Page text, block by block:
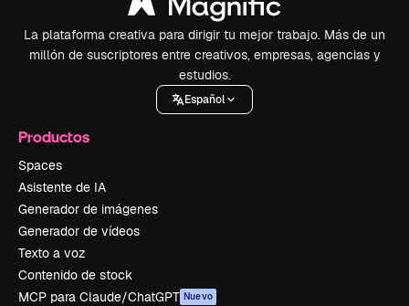
La plataforma creativa para dirigir tu mejor trabajo. Más de un
millón de suscriptores entre creativos, empresas, agencias y
estudios.
Español
Productos
Spaces
Asistente de IA
Generador de imágenes
Generador de vídeos
Texto a voz
Contenido de stock
MCP para Claude/ChatGPT Nuevo